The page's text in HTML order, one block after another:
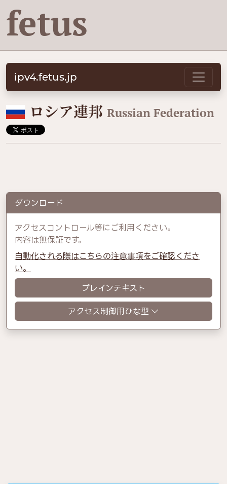
fetus
ipv4.fetus.jp
🇷🇺 ロシア連邦 Russian Federation
ダウンロード
アクセスコントロール等にご利用ください。
内容は無保証です。
自動化される際はこちらの注意事項をご確認くださ
い。
プレインテキスト
アクセス制御用ひな型